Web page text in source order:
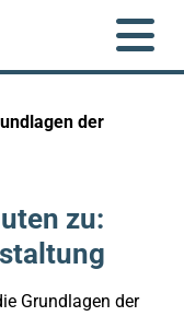
der
zu:
Grundlagen der